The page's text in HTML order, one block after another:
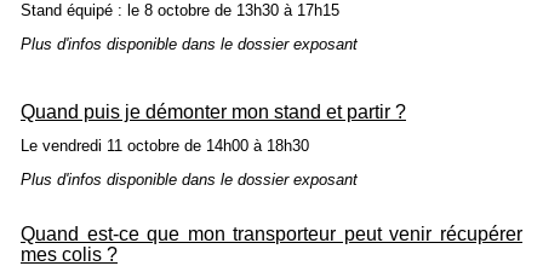
Stand équipé : le 8 octobre de 13h30 à 17h15
Plus d'infos disponible dans le dossier exposant
Quand puis je démonter mon stand et partir ?
Le vendredi 11 octobre de 14h00 à 18h30
Plus d'infos disponible dans le dossier exposant
Quand est-ce que mon transporteur peut venir récupérer
mes colis ?